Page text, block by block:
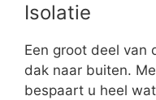
Isolatie
Een groot deel van
dak naar buiten.
bespaart u heel